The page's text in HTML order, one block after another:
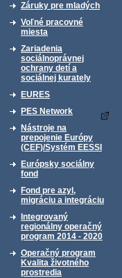
Záruky pre mladých
Voľné pracovné
miesta
Zariadenia
sociálnoprávnej
ochrany detí a
sociálnej kurately
EURES
PES Network
Nástroje na
prepojenie Európy
(CEF)/Systém EESSI
Európsky sociálny
fond
Fond pre azyl,
migráciu a integráciu
Integrovaný
regionálny operačný
program 2014 - 2020
Operačný program
Kvalita životného
prostredia